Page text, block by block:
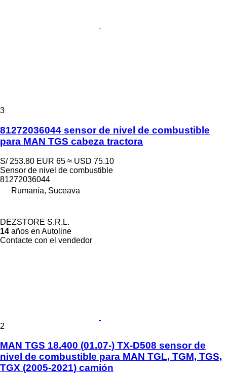
3
81272036044 sensor de nivel de combustible
para MAN TGS cabeza tractora
S/ 253.80 EUR 65 ≈ USD 75.10
Sensor de nivel de combustible
81272036044
Rumanía, Suceava
DEZSTORE S.R.L.
14 años en Autoline
Contacte con el vendedor
2
MAN TGS 18.400 (01.07-) TX-D508 sensor de
nivel de combustible para MAN TGL, TGM, TGS,
TGX (2005-2021) camión